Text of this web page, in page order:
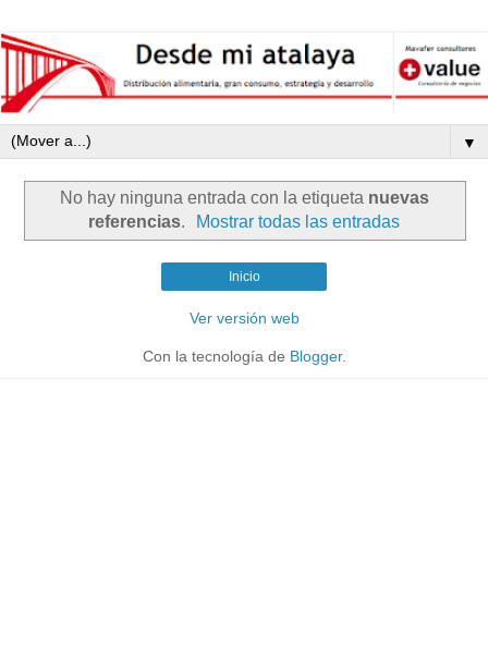
▼
No hay ninguna entrada con la etiqueta nuevas
referencias. Mostrar todas las entradas
Inicio
Ver versión web
Con la tecnología de Blogger.